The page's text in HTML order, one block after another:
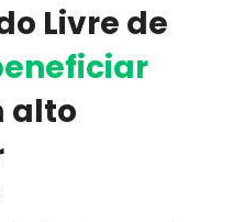
Livre de
alto